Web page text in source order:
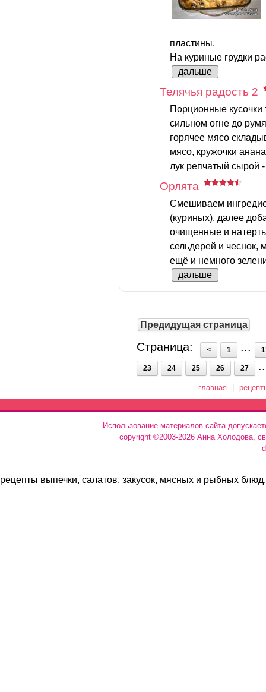
пластины.
На куриные грудки
дальше
Телячья радость 2
Порционные кусочки
сильном огне до
горячее мясо
мясо, кружочки
лук репчатый сырой
Орлята
Смешиваем
(куриных), далее
очищенные и
сельдерей и чеснок,
ещё и немного
дальше
Предидущая страница
Страница: < 1 ...
23 24 25 26 27
главная
Использование материалов сайта
copyright ©2003-2026 Анна Холодова,
рецепты выпечки, салатов, закусок, мясных и рыбных